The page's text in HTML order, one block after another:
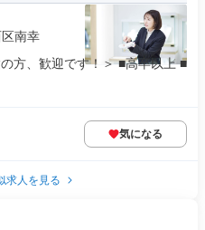
南幸
方、歓迎です！＞ ■高卒以上 ■
気になる
求人を見る